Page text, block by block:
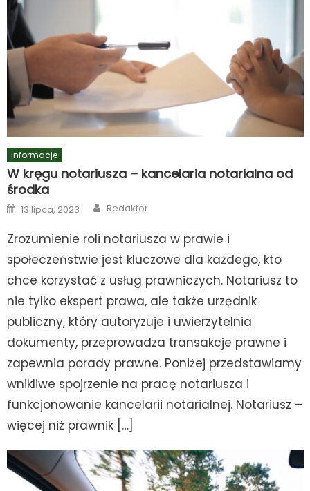
Informacje
W kręgu notariusza – kancelaria notarialna od
środka
Posted
on
13 lipca, 2023 Author
Redaktor
Zrozumienie roli notariusza w prawie i
społeczeństwie jest kluczowe dla każdego, kto
chce korzystać z usług prawniczych. Notariusz to
nie tylko ekspert prawa, ale także urzędnik
publiczny, który autoryzuje i uwierzytelnia
dokumenty, przeprowadza transakcje prawne i
zapewnia porady prawne. Poniżej przedstawiamy
wnikliwe spojrzenie na pracę notariusza i
funkcjonowanie kancelarii notarialnej. Notariusz –
więcej niż prawnik […]